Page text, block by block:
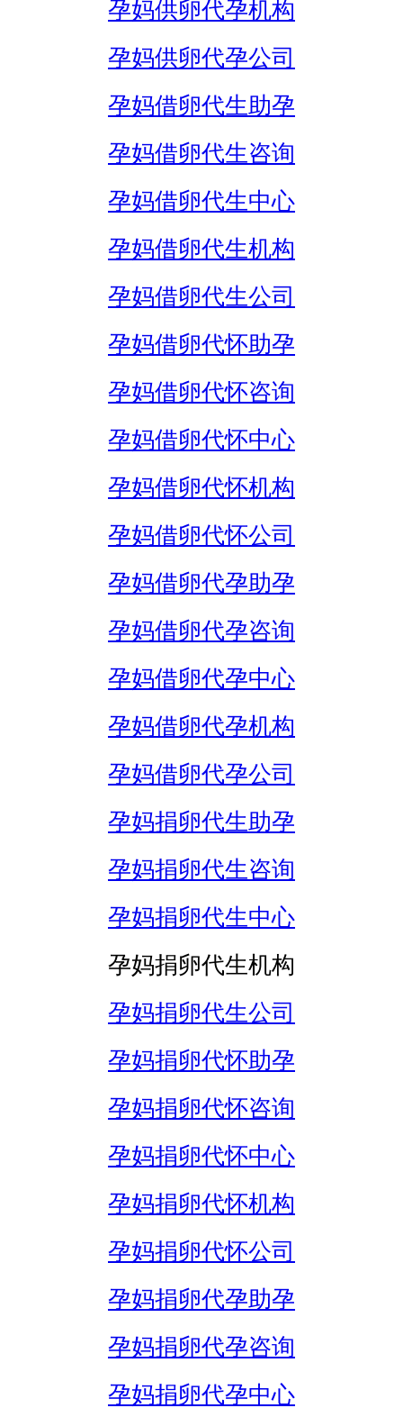
孕妈供卵代孕机构
孕妈供卵代孕公司
孕妈借卵代生助孕
孕妈借卵代生咨询
孕妈借卵代生中心
孕妈借卵代生机构
孕妈借卵代生公司
孕妈借卵代怀助孕
孕妈借卵代怀咨询
孕妈借卵代怀中心
孕妈借卵代怀机构
孕妈借卵代怀公司
孕妈借卵代孕助孕
孕妈借卵代孕咨询
孕妈借卵代孕中心
孕妈借卵代孕机构
孕妈借卵代孕公司
孕妈捐卵代生助孕
孕妈捐卵代生咨询
孕妈捐卵代生中心
孕妈捐卵代生机构
孕妈捐卵代生公司
孕妈捐卵代怀助孕
孕妈捐卵代怀咨询
孕妈捐卵代怀中心
孕妈捐卵代怀机构
孕妈捐卵代怀公司
孕妈捐卵代孕助孕
孕妈捐卵代孕咨询
孕妈捐卵代孕中心